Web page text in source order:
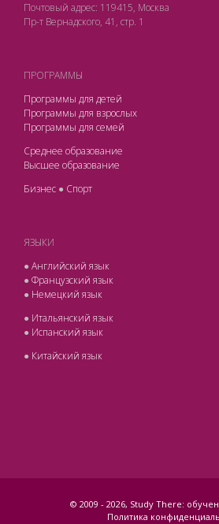
Почтовый адрес: 119415, Москва
Пр-т Вернадского, 41, стр. 1
ПРОГРАММЫ
Программы для детей
Программы для взрослых
Программы для семей
Среднее образование
Высшее образование
Бизнес ● Спорт
ЯЗЫКИ
●Английский язык
●Французский язык
● Немецкий язык
● Итальянский язык
● Испанский язык
● Китайский язык
© 2009 - 2026, Study There:
Политика